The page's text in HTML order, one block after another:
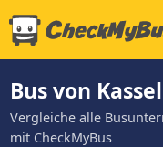
Bus von
Vergleiche alle
mit CheckMyBus